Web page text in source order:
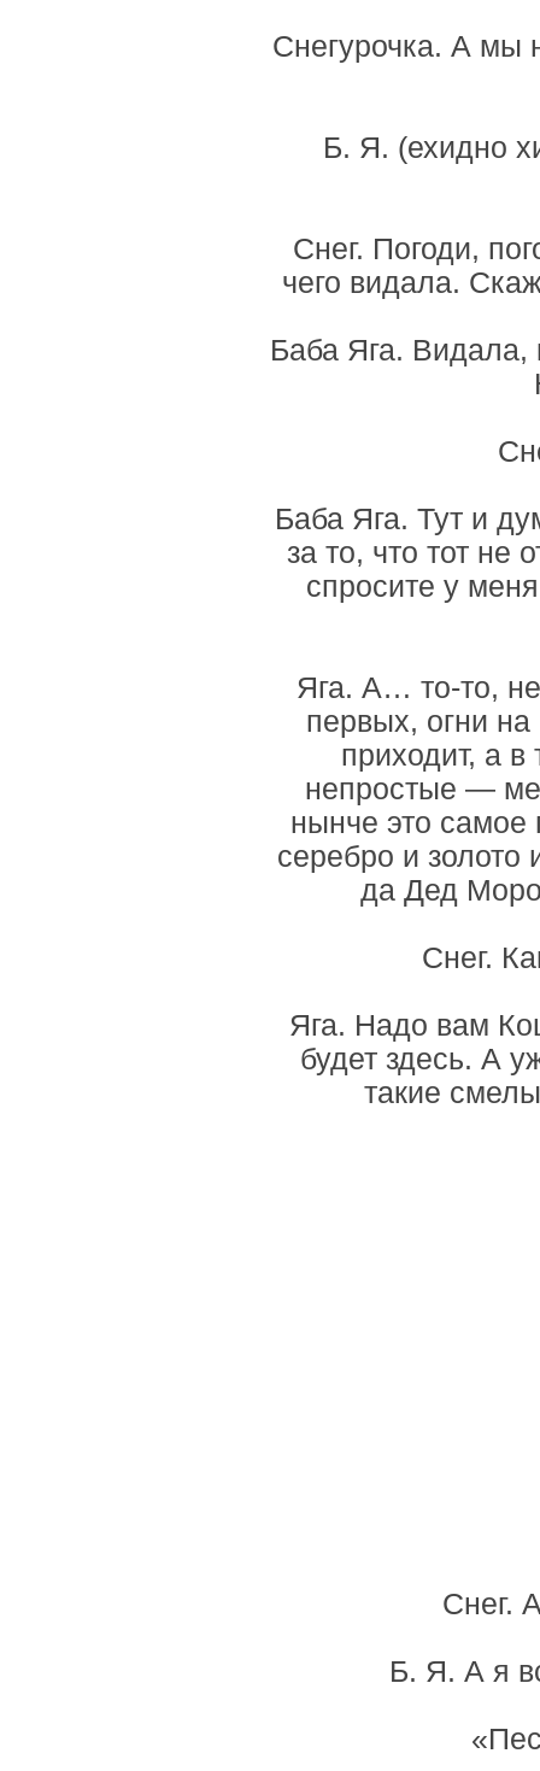
Снегурочка. А мы
Б. Я. (ехидно
Снег. Погоди,
чего видала.
Баба Яга. Видала,
Баба Яга. Тут и
за то, что тот
спросите у
Яга. А… то-то,
первых, огни
приходит, а в
непростые —
нынче это
серебро и золото
да Дед
Снег.
Яга. Надо вам
будет здесь. А
такие
Снег.
Б. Я. А я